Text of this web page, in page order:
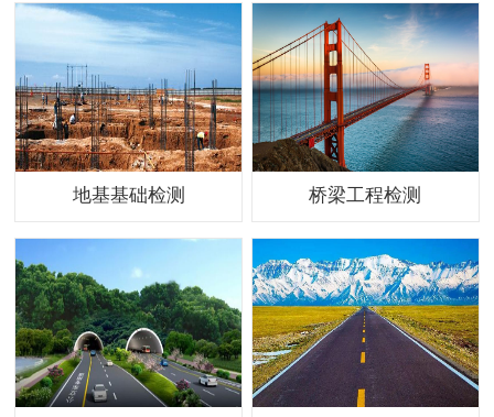
地基基础检测 桥梁工程检测